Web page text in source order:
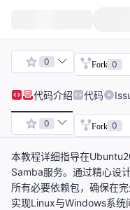
0 Fork 0
代码介绍 代码
0 Fork 0
本教程详细指导在
Samba服务。通过精心设
所有必要依赖包，确保在
实现Linux与Windows系统